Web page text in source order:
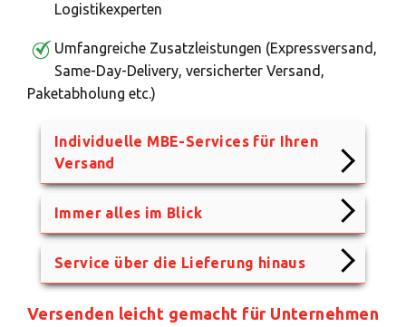
Logistikexperten
Umfangreiche Zusatzleistungen (Expressversand,
Same-Day-Delivery, versicherter Versand,
Paketabholung etc.)
Individuelle MBE-Services für Ihren
Versand
Immer alles im Blick
Service über die Lieferung hinaus
Versenden leicht gemacht für Unternehmen